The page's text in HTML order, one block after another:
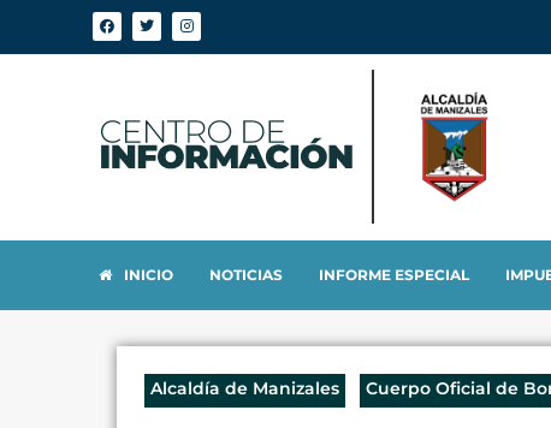
INICIO NOTICIAS INFORME ESPECIAL
Alcaldía de Manizales Cuerpo Oficial de